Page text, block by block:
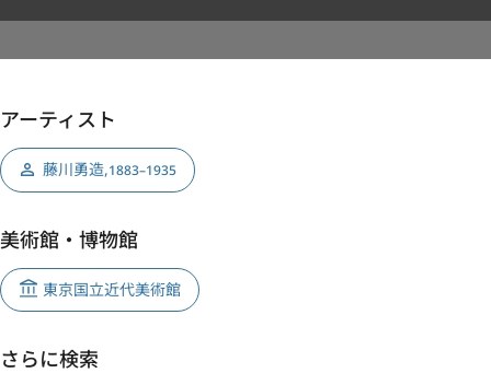
アーティスト
藤川勇造,1883–1935
美術館・博物館
東京国立近代美術館
さらに検索